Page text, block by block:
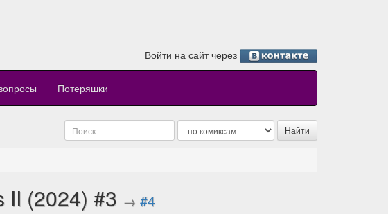
Войти на сайт через
Потеряшки
II (2024) #3 → #4